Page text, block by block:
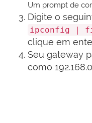
Um prompt de
Digite o
ipconfig |
clique em
Seu gateway
como